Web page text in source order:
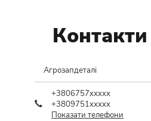
Контакти
Агрозапдеталі
+3806757xxxxx
+3809751xxxxx
Показати телефони